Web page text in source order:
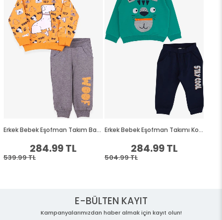
E-BÜLTEN KAYIT
Kampanyalarımızdan haber almak için kayıt olun!